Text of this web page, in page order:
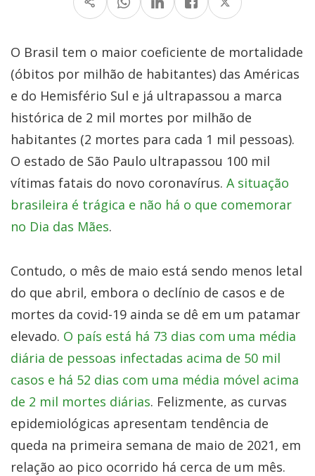
O Brasil tem o maior coeficiente de mortalidade
(óbitos por milhão de habitantes) das Américas
e do Hemisfério Sul e já ultrapassou a marca
histórica de 2 mil mortes por milhão de
habitantes (2 mortes para cada 1 mil pessoas).
O estado de São Paulo ultrapassou 100 mil
vítimas fatais do novo coronavírus. A situação
brasileira é trágica e não há o que comemorar
no Dia das Mães.
Contudo, o mês de maio está sendo menos letal
do que abril, embora o declínio de casos e de
mortes da covid-19 ainda se dê em um patamar
elevado. O país está há 73 dias com uma média
diária de pessoas infectadas acima de 50 mil
casos e há 52 dias com uma média móvel acima
de 2 mil mortes diárias. Felizmente, as curvas
epidemiológicas apresentam tendência de
queda na primeira semana de maio de 2021, em
relação ao pico ocorrido há cerca de um mês.